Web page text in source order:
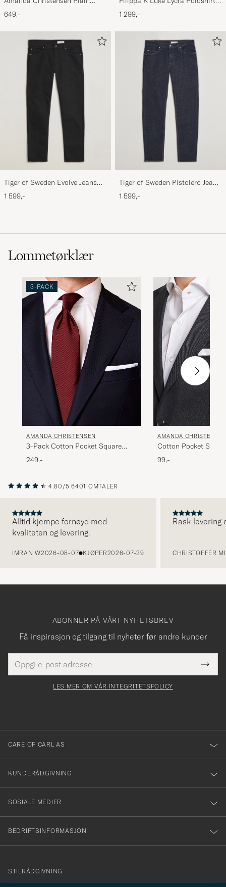
Classic Tie 8 cm White
649,-
Navy
1 299,-
Tiger of Sweden Evolve Jeans
Forever Black
1 599,-
Tiger of Sweden Pistolero Jeans
Ripen Blue
1 599,-
Lommetørklær
3-PACK
AMANDA CHRISTENSEN
3-Pack Cotton Pocket Square
White
249,-
AMANDA
Cotton Pocket
99,-
4.80/5 6401 OMTALER
Alltid kjempe fornøyd med
kvaliteten og levering.
IMRAN W2026-08-07 KJØPER2026-07-29
Rask levering
CHRISTOFFER
ABONNER PÅ VÅRT NYHETSBREV
Få inspirasjon og tilgang til nyheter før andre kunder
postadresse
felt
Tack
för
dig
till
vårt
nyhetsbrev!
LES MER OM VÅR INTEGRITETSPOLICY
CARE OF CARL AS
KUNDERÅDGIVNING
SOSIALE MEDIER
BEDRIFTSINFORMASJON
info@careofcarl.no
STILRÅDGIVNING